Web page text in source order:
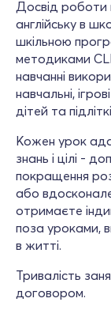
Досвід
англійську в
шкільною
методиками
навчанні
навчальні,
дітей та
Кожен урок
знань і цілі -
покращення
або
отримаєте
поза уроками,
в житті.
Тривалість
договором.